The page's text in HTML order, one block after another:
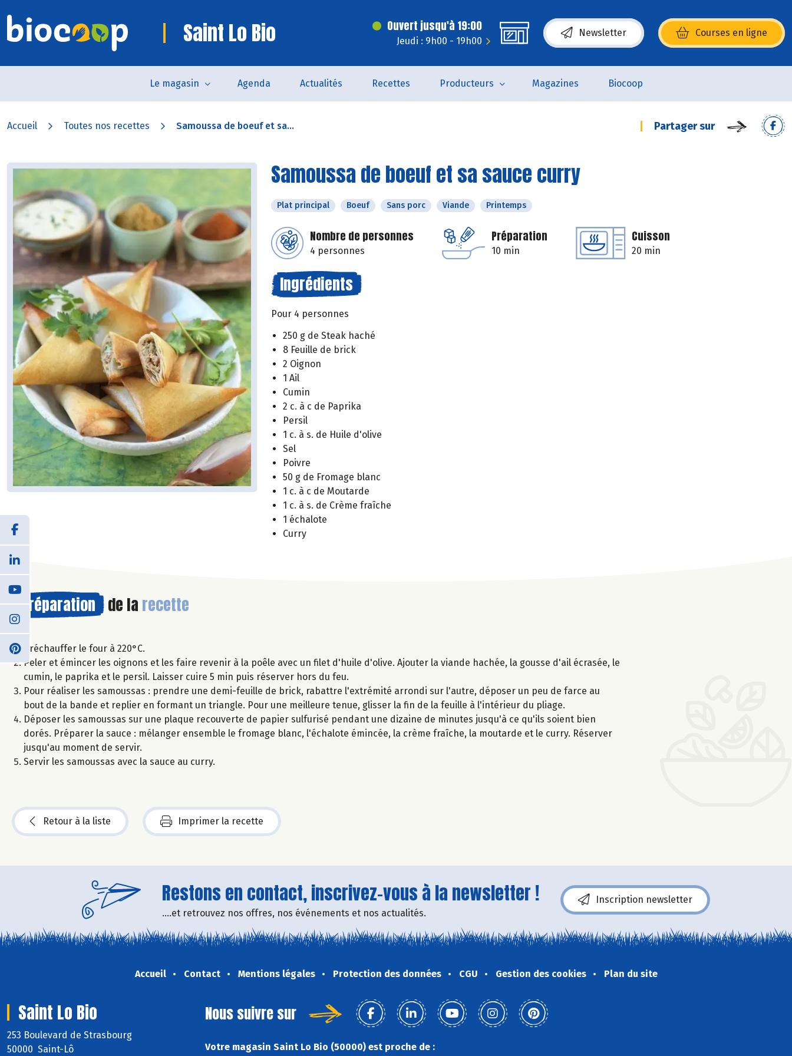
Saint Lo Bio Ouvert jusqu'à 19:00
Jeudi : 9h00 - 19h00
Newsletter Courses en ligne
(s’ouvre dans une nouvelle fenêtre)
Le magasin Agenda Actualités Recettes Producteurs Magazines Biocoop
Accueil Toutes nos recettes Samoussa de boeuf et sa... Partager sur
Samoussa de boeuf et sa sauce curry
Plat principal Boeuf Sans porc Viande Printemps
Nombre de personnes
4 personnes
Préparation
10 min
Cuisson
20 min
Ingrédients
Pour 4 personnes
250 g de Steak haché
8 Feuille de brick
2 Oignon
1 Ail
Cumin
2 c. à c de Paprika
Persil
1 c. à s. de Huile d'olive
Sel
Poivre
50 g de Fromage blanc
1 c. à c de Moutarde
1 c. à s. de Crème fraîche
1 échalote
Curry
Préparation de la recette
Préchauffer le four à 220°C.
Peler et émincer les oignons et les faire revenir à la poêle avec un filet d'huile d'olive. Ajouter la viande hachée, la gousse d'ail écrasée, le
cumin, le paprika et le persil. Laisser cuire 5 min puis réserver hors du feu.
Pour réaliser les samoussas : prendre une demi-feuille de brick, rabattre l'extrémité arrondi sur l'autre, déposer un peu de farce au
bout de la bande et replier en formant un triangle. Pour une meilleure tenue, glisser la fin de la feuille à l'intérieur du pliage.
Déposer les samoussas sur une plaque recouverte de papier sulfurisé pendant une dizaine de minutes jusqu'à ce qu'ils soient bien
dorés. Préparer la sauce : mélanger ensemble le fromage blanc, l'échalote émincée, la crème fraîche, la moutarde et le curry. Réserver
jusqu'au moment de servir.
Servir les samoussas avec la sauce au curry.
Retour à la liste Imprimer la recette
Restons en contact, inscrivez-vous à la newsletter !
....et retrouvez nos offres, nos événements et nos actualités.
Inscription newsletter
Accueil Contact Mentions légales Protection des données CGU Gestion des cookies Plan du site
Saint Lo Bio
253 Boulevard de Strasbourg
50000 Saint-Lô
Nous suivre sur
Votre magasin Saint Lo Bio (50000) est proche de :